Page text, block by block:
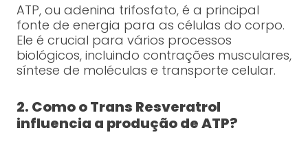
ATP, ou adenina trifosfato, é a principal
fonte de energia para as células do corpo.
Ele é crucial para vários processos
biológicos, incluindo contrações musculares,
síntese de moléculas e transporte celular.
2. Como o Trans Resveratrol
influencia a produção de ATP?